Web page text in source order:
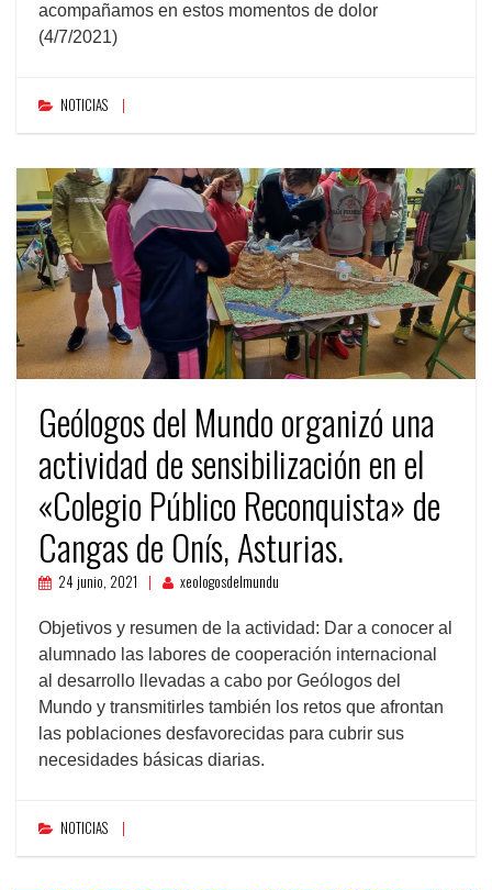
acompañamos en estos momentos de dolor
(4/7/2021)
NOTICIAS
Geólogos del Mundo organizó una
actividad de sensibilización en el
«Colegio Público Reconquista» de
Cangas de Onís, Asturias.
24 junio, 2021 xeologosdelmundu
Objetivos y resumen de la actividad: Dar a conocer al
alumnado las labores de cooperación internacional
al desarrollo llevadas a cabo por Geólogos del
Mundo y transmitirles también los retos que afrontan
las poblaciones desfavorecidas para cubrir sus
necesidades básicas diarias.
NOTICIAS